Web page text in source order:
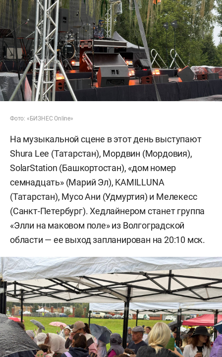
Фото: «БИЗНЕС Online»
На музыкальной сцене в этот день выступают
Shura Lee (Татарстан), Мордвин (Мордовия),
SolarStation (Башкортостан), «дом номер
семнадцать» (Марий Эл), KAMILLUNA
(Татарстан), Мусо Ани (Удмуртия) и Мелекесс
(Санкт-Петербург). Хедлайнером станет группа
«Элли на маковом поле» из Волгоградской
области — ее выход запланирован на 20:10 мск.